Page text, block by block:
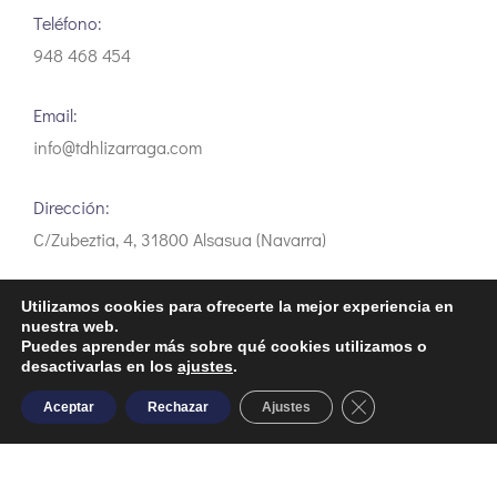
Teléfono:
948 468 454
Email:
info@tdhlizarraga.com
Dirección:
C/Zubeztia, 4, 31800 Alsasua (Navarra)
Aviso Legal Política de privacidad
Utilizamos cookies para ofrecerte la mejor experiencia en
nuestra web.
Puedes aprender más sobre qué cookies utilizamos o
desactivarlas en los ajustes.
Aceptar Rechazar Ajustes Close GDPR